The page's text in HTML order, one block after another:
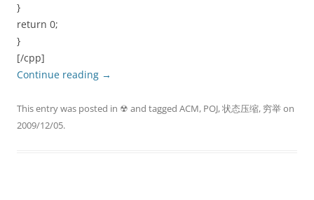
}
return 0;
}
[/cpp]
Continue reading →
This entry was posted in ☢ and tagged ACM, POJ,状态压缩, 穷举on
2009/12/05.